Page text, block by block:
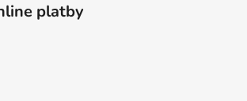
p
platby